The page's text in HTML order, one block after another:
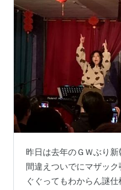
昨日は去年のＧＷぶり
間違えついでにマザッ
ぐぐってもわからん謎